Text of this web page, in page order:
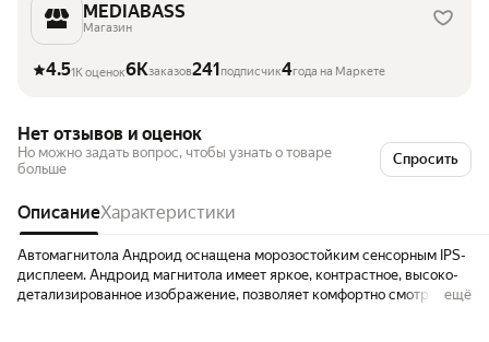
MEDIABASS
Магазин
4.51K оценок6Kзаказов241подписчик4года на Маркете
Нет отзывов и оценок
Но можно задать вопрос, чтобы узнать о товаре
больше
Спросить
ОписаниеХарактеристики
Автомагнитола Андроид оснащена морозостойким сенсорным IPS-
дисплеем. Андроид магнитола имеет яркое, контрастное, высоко-
детализированное изображение, позволяет комфортно смотретьещё